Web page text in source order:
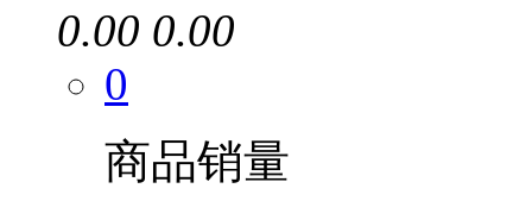
0.00 0.00
0
商品销量